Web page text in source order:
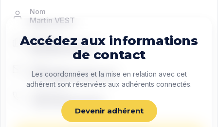
Nom
Martin VEST
Fonction
Managing director
contact@exemple.com
+33 0 00 00 00 00
Accédez aux informations
de contact
Les coordonnées et la mise en relation avec cet
adhérent sont réservées aux adhérents connectés.
Devenir adhérent